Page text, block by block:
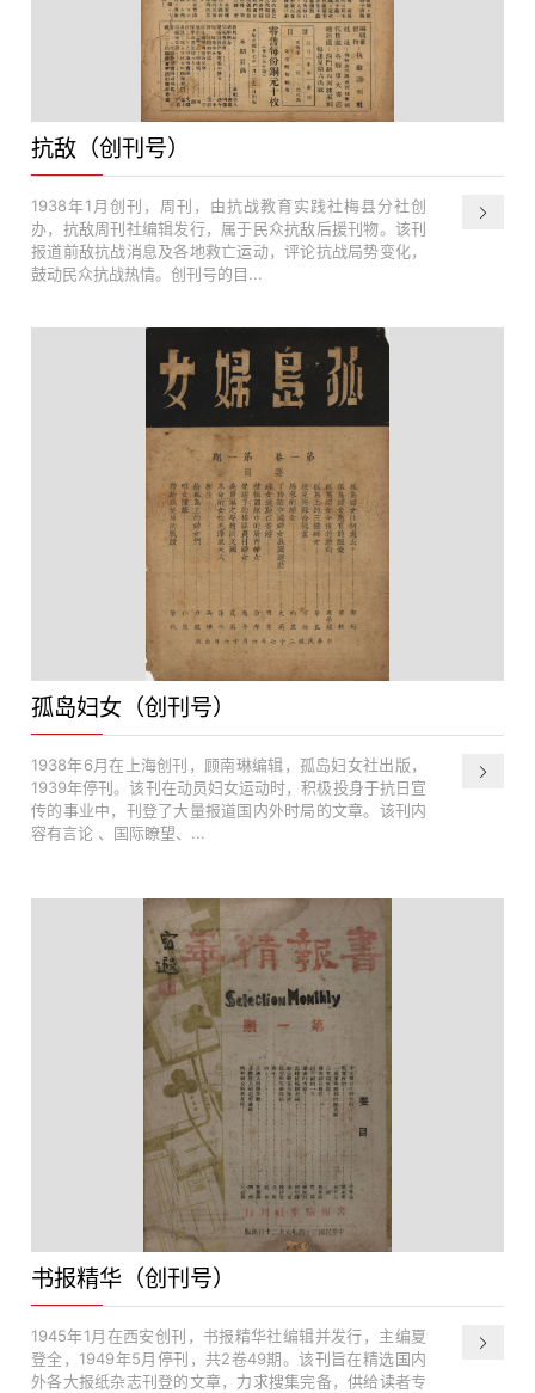
抗敌（创刊号）
1938年1月创刊，周刊，由抗战教育实践社梅县分社创
办，抗敌周刊社编辑发行，属于民众抗敌后援刊物。该刊
报道前敌抗战消息及各地救亡运动，评论抗战局势变化，
鼓动民众抗战热情。创刊号的目...
孤岛妇女（创刊号）
1938年6月在上海创刊，顾南琳编辑，孤岛妇女社出版，
1939年停刊。该刊在动员妇女运动时，积极投身于抗日宣
传的事业中，刊登了大量报道国内外时局的文章。该刊内
容有言论 、国际瞭望、...
书报精华（创刊号）
1945年1月在西安创刊，书报精华社编辑并发行，主编夏
登全，1949年5月停刊，共2卷49期。该刊旨在精选国内
外各大报纸杂志刊登的文章，力求搜集完备，供给读者专